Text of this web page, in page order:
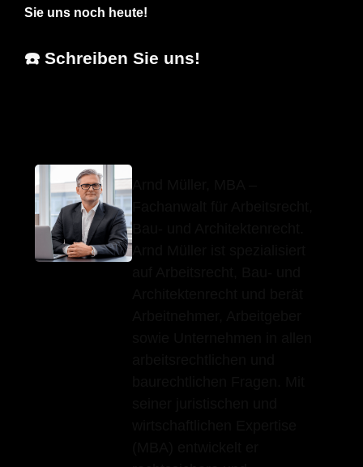
Sie uns noch heute!
☎️ Schreiben Sie uns!